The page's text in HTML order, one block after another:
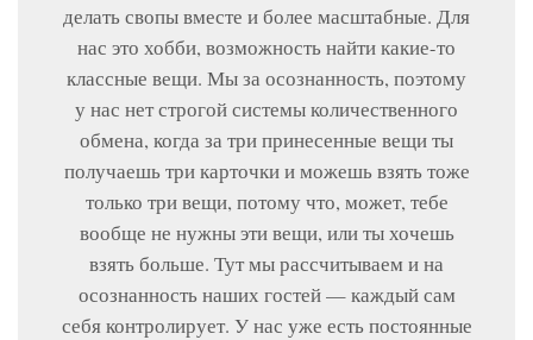
делать свопы вместе и более масштабные. Для
нас это хобби, возможность найти какие-то
классные вещи. Мы за осознанность, поэтому
у нас нет строгой системы количественного
обмена, когда за три принесенные вещи ты
получаешь три карточки и можешь взять тоже
только три вещи, потому что, может, тебе
вообще не нужны эти вещи, или ты хочешь
взять больше. Тут мы рассчитываем и на
осознанность наших гостей — каждый сам
себя контролирует. У нас уже есть постоянные